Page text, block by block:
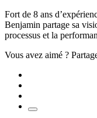
Fort de 8 ans
Benjamin partage sa
processus et la
Vous avez aimé ?